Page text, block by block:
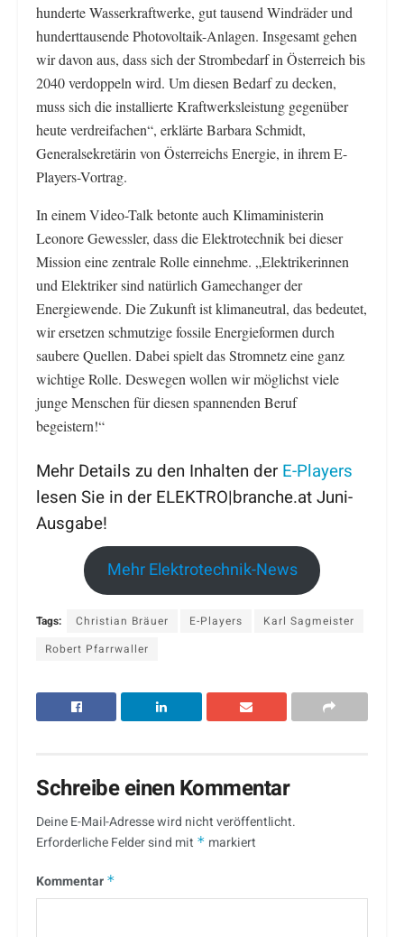
hunderte Wasserkraftwerke, gut tausend Windräder und
hunderttausende Photovoltaik-Anlagen. Insgesamt gehen
wir davon aus, dass sich der Strombedarf in Österreich bis
2040 verdoppeln wird. Um diesen Bedarf zu decken,
muss sich die installierte Kraftwerksleistung gegenüber
heute verdreifachen“, erklärte Barbara Schmidt,
Generalsekretärin von Österreichs Energie, in ihrem E-
Players-Vortrag.
In einem Video-Talk betonte auch Klimaministerin
Leonore Gewessler, dass die Elektrotechnik bei dieser
Mission eine zentrale Rolle einnehme. „Elektrikerinnen
und Elektriker sind natürlich Gamechanger der
Energiewende. Die Zukunft ist klimaneutral, das bedeutet,
wir ersetzen schmutzige fossile Energieformen durch
saubere Quellen. Dabei spielt das Stromnetz eine ganz
wichtige Rolle. Deswegen wollen wir möglichst viele
junge Menschen für diesen spannenden Beruf
begeistern!“
Mehr Details zu den Inhalten der E-Players
lesen Sie in der ELEKTRO|branche.at Juni-
Ausgabe!
Mehr Elektrotechnik-News
Tags: Christian Bräuer E-Players
Karl Sagmeister
Robert Pfarrwaller
Schreibe einen Kommentar
Deine E-Mail-Adresse wird nicht veröffentlicht.
Erforderliche Felder sind mit * markiert
Kommentar *